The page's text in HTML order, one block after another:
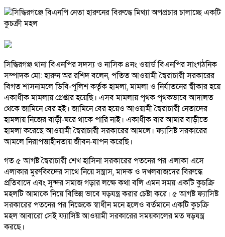
সিদ্ধিরগঞ্জ থানা বিএনপির সদস্য ও নাসিক ৪নং ওয়ার্ড বিএনপির সাংগঠনিক
সম্পাদক মো: হারুন অর রশিদ বলেন, পতিত আওয়ামী স্বৈরাচারী সরকারের
বিগত শাসনামলে ডিবি-পুলিশ কর্তৃক হামলা, মামলা ও নির্যাতনের স্বীকার হয়ে
একাধীক মামলায় গ্রেপ্তার হয়েছি। এসব মামলায় পৃথক পৃথকভাবে আদালত
থেকে জামিনে বের হই। জামিনে বের হয়েও আওয়ামী স্বৈরাচারী নেতাদের
হামলায় নিজের বাড়ী-ঘরে থাকে পারি নাই। একাধীক বার আমার বাড়ীতে
হামলা করেছে আওয়ামী স্বৈরাচারী সরকারের আমলে। ফ্যাসিষ্ট সরকারের
আমলে নিরাপত্তাহীনতায় জীবন-যাপন করেছি।
গত ৫ আগষ্ট স্বৈরাচারী শেখ হাসিনা সরকারের পতনের পর এলাকা এসে
এলাকার মুরুব্বিদের সাথে নিয়ে সন্ত্রাস, মাদক ও দখলবাজদের বিরুদ্ধে
প্রতিবাদে এবং সুন্দর সমাজ গড়ার লক্ষে কথা বলি এমন সময় একটি কুচক্রি
মহলটি আমাকে নিয়ে বিভিন্ন ভাবে ষড়যন্ত্র করার চেষ্টা করে। ৫ আগষ্ট ফ্যাসিষ্ট
সরকারের পতনের পর নিজেকে স্বাধীন মনে হলেও বর্তমানে একটি কুচক্রি
মহল আবারো সেই ফ্যাসিষ্ট আওয়ামী সরকারের সময়কালের মত ষড়যন্ত্র
করছে।